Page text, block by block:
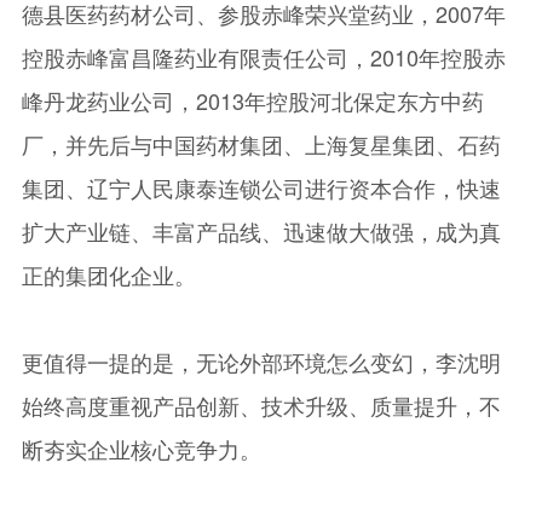
德县医药药材公司、参股赤峰荣兴堂药业，2007年
控股赤峰富昌隆药业有限责任公司，2010年控股赤
峰丹龙药业公司，2013年控股河北保定东方中药
厂，并先后与中国药材集团、上海复星集团、石药
集团、辽宁人民康泰连锁公司进行资本合作，快速
扩大产业链、丰富产品线、迅速做大做强，成为真
正的集团化企业。
更值得一提的是，无论外部环境怎么变幻，李沈明
始终高度重视产品创新、技术升级、质量提升，不
断夯实企业核心竞争力。